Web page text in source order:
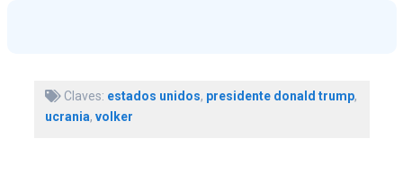
Claves: estados unidos, presidente donald trump,
ucrania, volker